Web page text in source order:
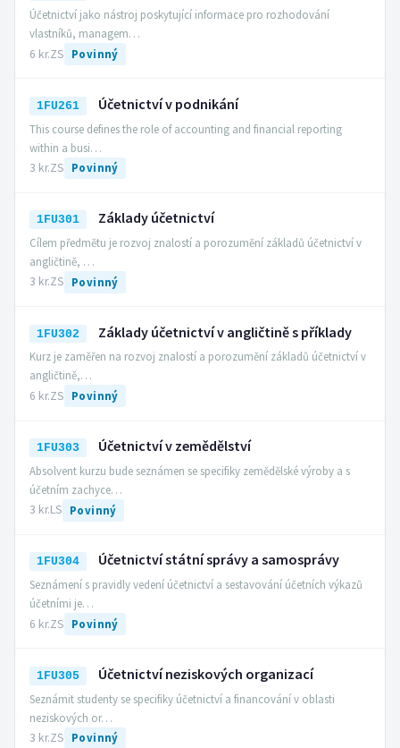
Účetnictví jako nástroj poskytující informace pro rozhodování
vlastníků, managem…
6 kr.ZS Povinný
1FU261 Účetnictví v podnikání
This course defines the role of accounting and financial reporting
within a busi…
3 kr.ZS Povinný
1FU301 Základy účetnictví
Cílem předmětu je rozvoj znalostí a porozumění základů účetnictví v
angličtině, …
3 kr.ZS Povinný
1FU302 Základy účetnictví v angličtině s příklady
Kurz je zaměřen na rozvoj znalostí a porozumění základů účetnictví v
angličtině,…
6 kr.ZS Povinný
1FU303 Účetnictví v zemědělství
Absolvent kurzu bude seznámen se specifiky zemědělské výroby a s
účetním zachyce…
3 kr.LS Povinný
1FU304 Účetnictví státní správy a samosprávy
Seznámení s pravidly vedení účetnictví a sestavování účetních výkazů
účetními je…
6 kr.ZS Povinný
1FU305 Účetnictví neziskových organizací
Seznámit studenty se specifiky účetnictví a financování v oblasti
neziskových or…
3 kr.ZS Povinný